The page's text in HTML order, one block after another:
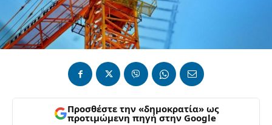
Προσθέστε την «δημοκρατία» ως
προτιμώμενη πηγή στην Google